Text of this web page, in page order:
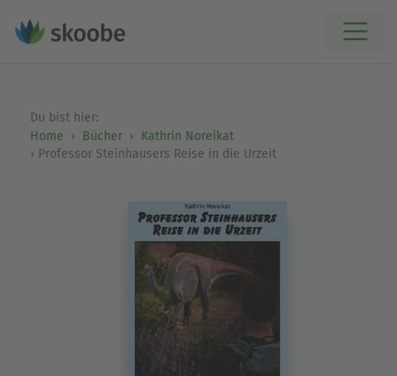
Du bist hier:
Home
Bücher
Kathrin Noreikat
Professor Steinhausers Reise in die Urzeit